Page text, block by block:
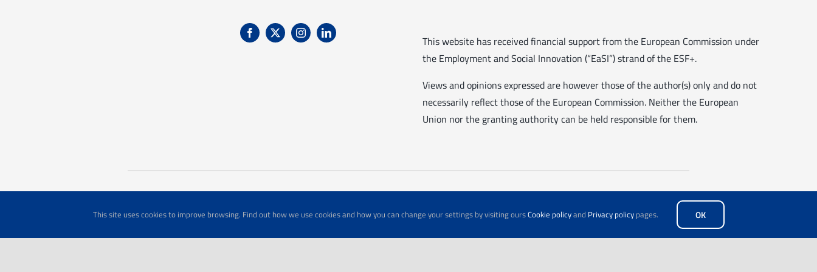
This website has received financial support from the European Commission under
the Employment and Social Innovation (“EaSI”) strand of the ESF+.
Views and opinions expressed are however those of the author(s) only and do not
necessarily reflect those of the European Commission. Neither the European
Union nor the granting authority can be held responsible for them.
© Copyright 2026 | Tutti i Diritti Riservati
This site uses cookies to improve browsing. Find out how we use cookies and how you can change your settings by visiting oursCookie policyand Privacy policypages. OK